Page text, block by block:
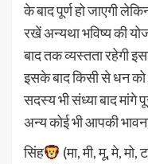
के बाद पूर्ण हो जाएगी
रखें अन्यथा भविष्य की
बाद तक व्यस्तता रहेगी
इसके बाद किसी से धन
सदस्य भी संध्या बाद मांगे
अन्य कोई भी आपकी
सिंह
(मा, मी, मू, मे, मो,